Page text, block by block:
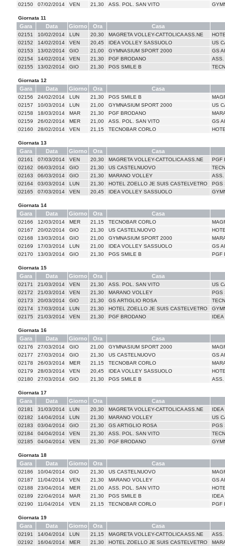
02150
07/02/2014 VEN 21,30 ASS. POL. SAN VITO
Giornata 11
Gara Data Giorno Ora Casa
02151 10/02/2014 LUN 20,30 MAGRETA VOLLEY-CATTOLICA ASS.NE
02152
14/02/2014 VEN 20,45 IDEA VOLLEY SASSUOLO
US
02153
13/02/2014 GIO 21,00 GYMNASIUM SPORT 2000
GS
02154
14/02/2014 VEN 21,30 PGF BRODANO
ASS.
02155
13/02/2014 GIO 21,30 PGS SMILE B
Giornata 12
Gara Data Giorno Ora Casa
02156 24/02/2014 LUN 21,30 PGS SMILE B
02157
10/03/2014 LUN 21,00 GYMNASIUM SPORT 2000
US
02158
18/03/2014 MAR 21,30 PGF BRODANO
02159
26/02/2014 MER 21,00 ASS. POL. SAN VITO
GS
02160
28/02/2014 VEN 21,15 TECNOBAR CORLO
Giornata 13
Gara Data Giorno Ora Casa
02161 07/03/2014 VEN 20,30 MAGRETA VOLLEY-CATTOLICA ASS.NE
PGF
02162
06/03/2014 GIO 21,30 US CASTELNUOVO
02163
06/03/2014 GIO 21,30 MARANO VOLLEY
ASS.
02164
03/03/2014 LUN 21,30 HOTEL ZOELLO JE SUIS CASTELVETRO
PGS
02165
07/03/2014 VEN 20,45 IDEA VOLLEY SASSUOLO
Giornata 14
Gara Data Giorno Ora Casa
02166 12/03/2014 MER 21,15 TECNOBAR CORLO
02167
20/02/2014 GIO 21,30 US CASTELNUOVO
02168
13/03/2014 GIO 21,00 GYMNASIUM SPORT 2000
02169
17/03/2014 LUN 21,00 IDEA VOLLEY SASSUOLO
GS
02170
13/03/2014 GIO 21,30 PGS SMILE B PGF
Giornata 15
Gara Data Giorno Ora Casa
02171 21/03/2014 VEN 21,30 ASS. POL. SAN VITO
US
02172
21/03/2014 VEN 21,30 MARANO VOLLEY
PGS
02173
20/03/2014 GIO 21,30 GS ARTIGLIO ROSA
02174
17/03/2014 LUN 21,30 HOTEL ZOELLO JE SUIS CASTELVETRO
02175
21/03/2014 VEN 21,30 PGF BRODANO
Giornata 16
Gara Data Giorno Ora Casa
02176 27/03/2014 GIO 21,00 GYMNASIUM SPORT 2000
02177
27/03/2014 GIO 21,30 US CASTELNUOVO
GS
02178
26/03/2014 MER 21,15 TECNOBAR CORLO
02179
28/03/2014 VEN 20,45 IDEA VOLLEY SASSUOLO
02180
27/03/2014 GIO 21,30 PGS SMILE B ASS.
Giornata 17
Gara Data Giorno Ora Casa
02181 31/03/2014 LUN 20,30 MAGRETA VOLLEY-CATTOLICA ASS.NE
02182
14/04/2014 LUN 21,30 MARANO VOLLEY
US
02183
03/04/2014 GIO 21,30 GS ARTIGLIO ROSA
PGS
02184
04/04/2014 VEN 21,30 ASS. POL. SAN VITO
02185
04/04/2014 VEN 21,30 PGF BRODANO
Giornata 18
Gara Data Giorno Ora Casa
02186 10/04/2014 GIO 21,30 US CASTELNUOVO
02187
11/04/2014 VEN 21,30 MARANO VOLLEY
GS
02188
23/04/2014 MER 21,00 ASS. POL. SAN VITO
02189
22/04/2014 MAR 21,30 PGS SMILE B
02190
11/04/2014 VEN 21,15 TECNOBAR CORLO PGF
Giornata 19
Gara Data Giorno Ora Casa
02191 14/04/2014 LUN 21,15 MAGRETA VOLLEY-CATTOLICA ASS.NE
ASS.
02192
16/04/2014 MER 21,30 HOTEL ZOELLO JE SUIS CASTELVETRO